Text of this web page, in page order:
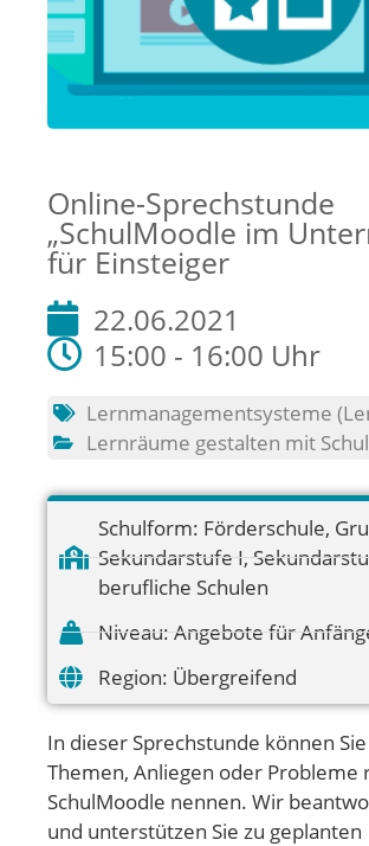
Online-Sprechstunde
„SchulMoodle im
für Einsteiger
22.06.2021
15:00 - 16:00 Uhr
Lernmanagementsysteme
Lernräume gestalten mit
Schulform: Förderschule,
Sekundarstufe I,
berufliche Schulen
Niveau: Angebote für
Region: Übergreifend
In dieser Sprechstunde können
Themen, Anliegen oder Probleme
SchulMoodle nennen. Wir
und unterstützen Sie zu geplanten